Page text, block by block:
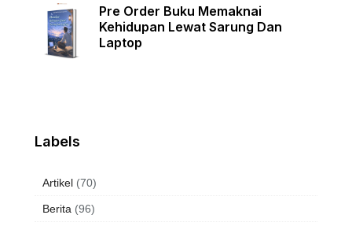
Pre Order Buku Memaknai
Kehidupan Lewat Sarung Dan
Laptop
Labels
Artikel (70)
Berita (96)